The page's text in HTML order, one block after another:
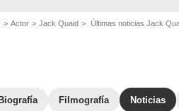
Actor Jack Quaid Últimas noticias Jack
Biografía Filmografía Noticias